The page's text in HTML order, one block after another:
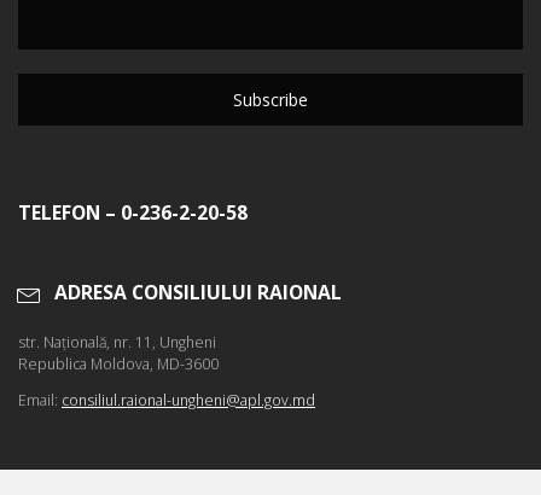
TELEFON – 0-236-2-20-58
ADRESA CONSILIULUI RAIONAL
str. Naţională, nr. 11, Ungheni
Republica Moldova, MD-3600
Email: consiliul.raional-ungheni@apl.gov.md